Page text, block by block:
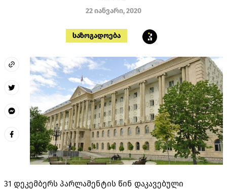
22 იანვარი, 2020
საზოგადოება
31 დეკემბერს პარლამენტის წინ დაკავებული